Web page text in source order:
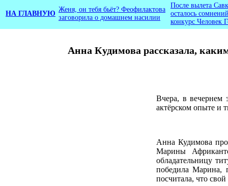
Анна Кудимова рассказала,
НА ГЛАВНУЮ
Женя, он тебя бьёт? Феофилактова
заговорила о домашнем насилии
После вылета
осталось
конкурс Человек
Вчера, в вечернем
актёрском опыте и
Анна Кудимова
Марины
обладательницу
победила Марина,
посчитала, что